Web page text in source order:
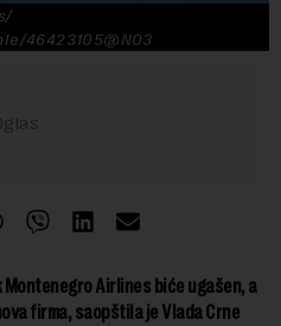
46423105@N03
Airlines biće ugašen, a
firma, saopštila je Vlada Crne